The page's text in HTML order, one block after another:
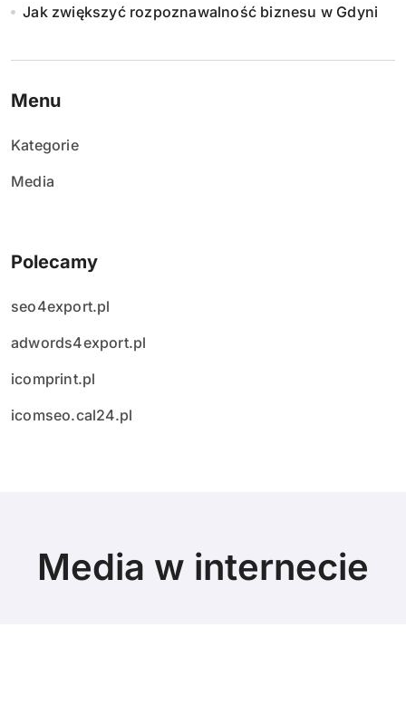
Jak zwiększyć rozpoznawalność biznesu w Gdyni
Menu
Kategorie
Media
Polecamy
seo4export.pl
adwords4export.pl
icomprint.pl
icomseo.cal24.pl
Media w internecie